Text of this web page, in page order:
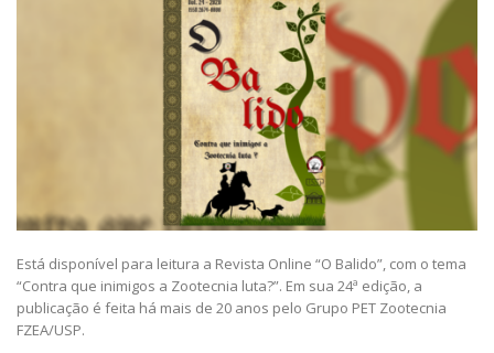
Está disponível para leitura a Revista Online “O Balido”, com o tema
“Contra que inimigos a Zootecnia luta?”. Em sua 24ª edição, a
publicação é feita há mais de 20 anos pelo Grupo PET Zootecnia
FZEA/USP.